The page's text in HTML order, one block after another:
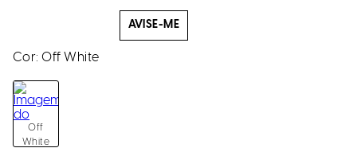
AVISE-ME
Cor:Off White
Off
White